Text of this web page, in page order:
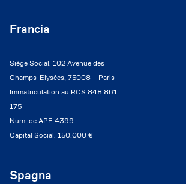
Francia
Siège Social: 102 Avenue des
Champs-Elysées, 75008 – Paris
Immatriculation au RCS 848 861
175
Num. de APE 4399
Capital Social: 150.000 €
Spagna